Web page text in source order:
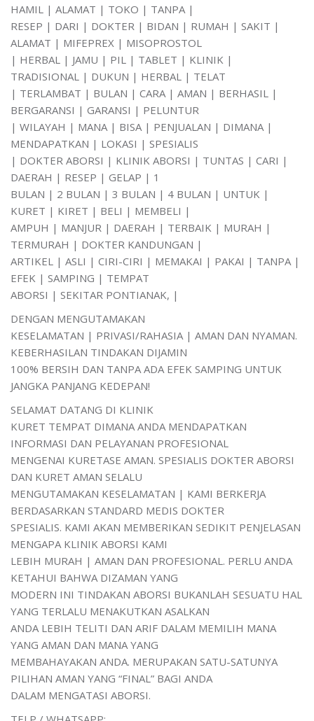
HAMIL | ALAMAT | TOKO | TANPA |
RESEP | DARI | DOKTER | BIDAN | RUMAH | SAKIT |
ALAMAT | MIFEPREX | MISOPROSTOL
| HERBAL | JAMU | PIL | TABLET | KLINIK |
TRADISIONAL | DUKUN | HERBAL | TELAT
| TERLAMBAT | BULAN | CARA | AMAN | BERHASIL |
BERGARANSI | GARANSI | PELUNTUR
| WILAYAH | MANA | BISA | PENJUALAN | DIMANA |
MENDAPATKAN | LOKASI | SPESIALIS
| DOKTER ABORSI | KLINIK ABORSI | TUNTAS | CARI |
DAERAH | RESEP | GELAP | 1
BULAN | 2 BULAN | 3 BULAN | 4 BULAN | UNTUK |
KURET | KIRET | BELI | MEMBELI |
AMPUH | MANJUR | DAERAH | TERBAIK | MURAH |
TERMURAH | DOKTER KANDUNGAN |
ARTIKEL | ASLI | CIRI-CIRI | MEMAKAI | PAKAI | TANPA |
EFEK | SAMPING | TEMPAT
ABORSI | SEKITAR PONTIANAK, |
DENGAN MENGUTAMAKAN
KESELAMATAN | PRIVASI/RAHASIA | AMAN DAN NYAMAN.
KEBERHASILAN TINDAKAN DIJAMIN
100% BERSIH DAN TANPA ADA EFEK SAMPING UNTUK
JANGKA PANJANG KEDEPAN!
SELAMAT DATANG DI KLINIK
KURET TEMPAT DIMANA ANDA MENDAPATKAN
INFORMASI DAN PELAYANAN PROFESIONAL
MENGENAI KURETASE AMAN. SPESIALIS DOKTER ABORSI
DAN KURET AMAN SELALU
MENGUTAMAKAN KESELAMATAN | KAMI BERKERJA
BERDASARKAN STANDARD MEDIS DOKTER
SPESIALIS. KAMI AKAN MEMBERIKAN SEDIKIT PENJELASAN
MENGAPA KLINIK ABORSI KAMI
LEBIH MURAH | AMAN DAN PROFESIONAL. PERLU ANDA
KETAHUI BAHWA DIZAMAN YANG
MODERN INI TINDAKAN ABORSI BUKANLAH SESUATU HAL
YANG TERLALU MENAKUTKAN ASALKAN
ANDA LEBIH TELITI DAN ARIF DALAM MEMILIH MANA
YANG AMAN DAN MANA YANG
MEMBAHAYAKAN ANDA. MERUPAKAN SATU-SATUNYA
PILIHAN AMAN YANG “FINAL” BAGI ANDA
DALAM MENGATASI ABORSI.